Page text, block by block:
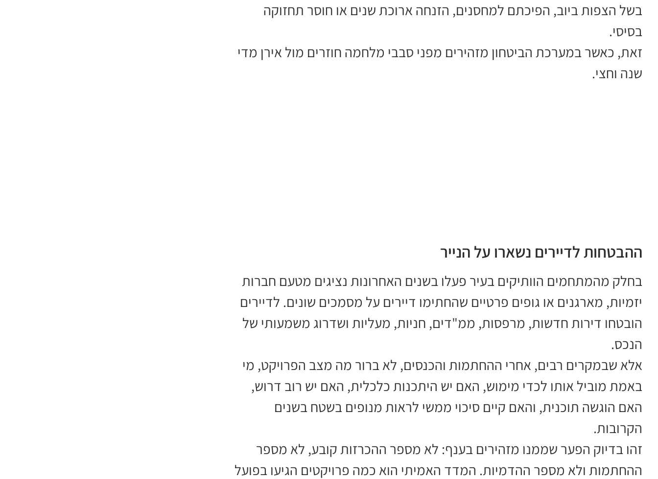
בשל הצפות ביוב, הפיכתם למחסנים, הזנחה ארוכת שנים או חוסר תחזוקה
בסיסי.
זאת, כאשר במערכת הביטחון מזהירים מפני סבבי מלחמה חוזרים מול אירן מדי
שנה וחצי.
ההבטחות לדיירים נשארו על הנייר
בחלק מהמתחמים הוותיקים בעיר פעלו בשנים האחרונות נציגים מטעם חברות
יזמיות, מארגנים או גופים פרטיים שהחתימו דיירים על מסמכים שונים. לדיירים
הובטחו דירות חדשות, מרפסות, ממ"דים, חניות, מעליות ושדרוג משמעותי של
הנכס.
אלא שבמקרים רבים, אחרי ההחתמות והכנסים, לא ברור מה מצב הפרויקט, מי
באמת מוביל אותו לכדי מימוש, האם יש היתכנות כלכלית, האם יש רוב דרוש,
האם הוגשה תוכנית, והאם קיים סיכוי ממשי לראות מנופים בשטח בשנים
הקרובות.
זהו בדיוק הפער שממנו מזהירים בענף: לא מספר ההכרזות קובע, לא מספר
ההחתמות ולא מספר ההדמיות. המדד האמיתי הוא כמה פרויקטים הגיעו בפועל